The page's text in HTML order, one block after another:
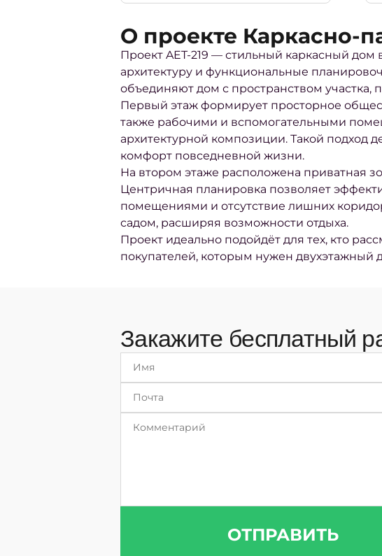
О проекте Каркасно-
Проект AET-219 — стильный каркасный
архитектуру и функциональные
объединяют дом с пространством участка,
Первый этаж формирует просторное
также рабочими и вспомогательными
архитектурной композиции. Такой подход
комфорт повседневной жизни.
На втором этаже расположена приватная
Центричная планировка позволяет
помещениями и отсутствие лишних
садом, расширяя возможности отдыха.
Проект идеально подойдёт для тех, кто
покупателей, которым нужен двухэтажный
Закажите бесплатный
ОТПРАВИТЬ